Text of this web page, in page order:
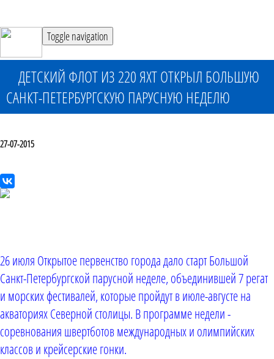
Toggle navigation
ДЕТСКИЙ ФЛОТ ИЗ 220 ЯХТ ОТКРЫЛ БОЛЬШУЮ
САНКТ-ПЕТЕРБУРГСКУЮ ПАРУСНУЮ НЕДЕЛЮ
27-07-2015
26 июля Открытое первенство города дало старт Большой
Санкт-Петербургской парусной неделе, объединившей 7 регат
и морских фестивалей, которые пройдут в июле-августе на
акваториях Северной столицы. В программе недели -
соревнования швертботов международных и олимпийских
классов и крейсерские гонки.